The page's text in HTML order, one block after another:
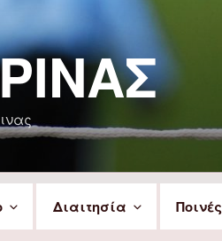
Διαιτησία Ποινές